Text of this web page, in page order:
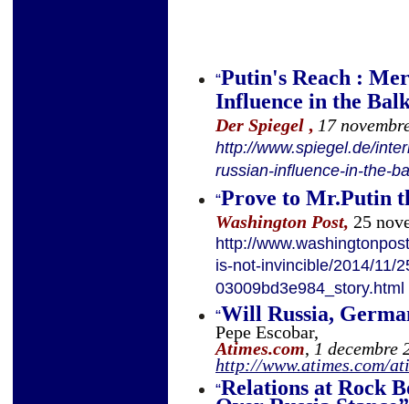
“Putin's Reach :
Influence in the
Der Spiegel , 17
http://www.spiegel.de/
russian-influence-in-the-
“Prove to Mr.Putin
Washington Post, 25
http://
is-not-invincible/2014/11/
03009bd3e984_story.html
“Will Russia,
Pepe Escobar,
Atimes.com, 1 decembre
http://www.atimes.com/
“Relations at Rock